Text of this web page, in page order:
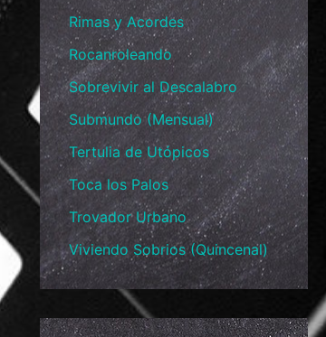
Rimas y Acordes
Rocanroleando
Sobrevivir al Descalabro
Submundo (Mensual)
Tertulia de Utópicos
Toca los Palos
Trovador Urbano
Viviendo Sobrios (Quincenal)